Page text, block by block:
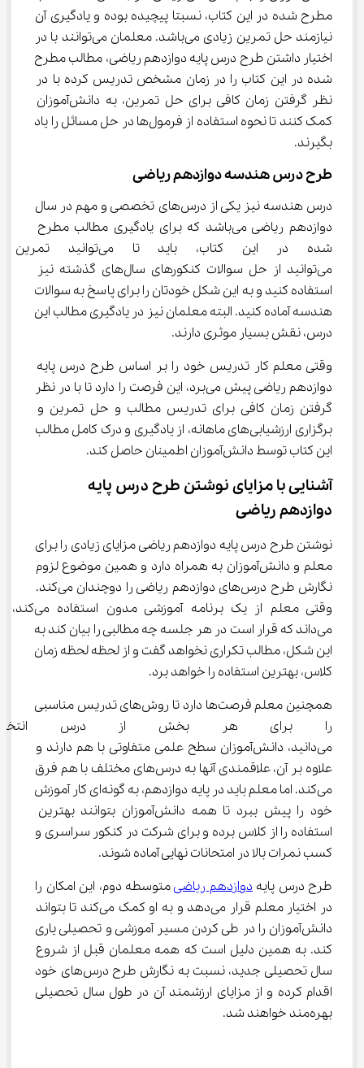
مطرح شده در این کتاب، نسبتا پیچیده بوده و یادگیری آن
نیازمند حل تمرین زیادی می‌باشد. معلمان می‌توانند با در
اختیار داشتن طرح درس پایه دوازدهم ریاضی، مطالب مطرح
شده در این کتاب را در زمان مشخص تدریس کرده با در
نظر گرفتن زمان کافی برای حل تمرین، به دانش‌آموزان
کمک کنند تا نحوه استفاده از فرمول‌ها در حل مسائل را یاد
بگیرند.
طرح درس هندسه دوازدهم ریاضی
درس هندسه نیز یکی از درس‌های تخصصی و مهم در سال
دوازدهم ریاضی می‌باشد که برای یادگیری مطالب مطرح
شده در این کتاب، باید
می‌توانید از حل سوالات کنکورهای سال‌های گذشته نیز
استفاده کنید و به این شکل خودتان را برای پاسخ به سوالات
هندسه آماده کنید. البته معلمان نیز در یادگیری مطالب این
درس، نقش بسیار موثری دارند.‌
وقتی معلم کار تدریس خود را بر اساس طرح درس پایه
دوازدهم ریاضی پیش می‌برد، این فرصت را دارد تا با در نظر
گرفتن زمان کافی برای تدریس مطالب و حل تمرین و
برگزاری ارزشیابی‌های ماهانه، از یادگیری و درک کامل مطالب
این کتاب توسط دانش‌آموزان اطمینان حاصل کند.
آشنایی با مزایای نوشتن طرح درس پایه
دوازدهم ریاضی
نوشتن طرح درس پایه دوازدهم ریاضی مزایای زیادی را برای
معلم و دانش‌آموزان به همراه دارد و همین موضوع لزوم
نگارش طرح درس‌های دوازدهم ریاضی را دوچندان می‌کند.
وقتی معلم از یک برنامه آموزشی مدون استفاده می‌کند،
می‌داند که قرار است در هر جلسه چه مطالبی را بیان کند به
این شکل، مطالب تکراری نخواهد گفت و از لحظه لحظه زمان
کلاس، بهترین استفاده را خواهد برد.
همچنین معلم فرصت‌ها دارد تا روش‌های تدریس مناسبی
را برای هر بخش از درس
می‌دانید، دانش‌آموزان سطح علمی متفاوتی با هم دارند و
علاوه بر آن، علاقمندی آنها به درس‌های مختلف با هم فرق
می‌کند. اما معلم باید در پایه دوازدهم، به گونه‌ای کار آموزش
خود را پیش ببرد تا همه دانش‌آموزان بتوانند بهترین
استفاده را از کلاس برده و برای شرکت در کنکور سراسری و
کسب نمرات بالا در امتحانات نهایی آماده شوند.
طرح درس پایه دوازدهم ریاضی متوسطه دوم، این امکان را
در اختیار معلم قرار می‌دهد و به او کمک می‌کند تا بتواند
دانش‌آموزان را در طی کردن مسیر آموزشی و تحصیلی یاری
کند. به همین دلیل است که همه معلمان قبل از شروع
سال تحصیلی جدید، نسبت به نگارش طرح درس‌های خود
اقدام کرده و از مزایای ارزشمند آن در طول سال تحصیلی
بهره‌مند خواهند شد.